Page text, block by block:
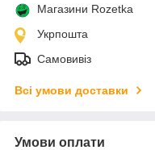
Магазини Rozetka
Укрпошта
Самовивіз
Всі умови доставки
Умови оплати